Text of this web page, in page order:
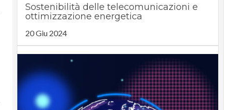
Sostenibilità delle telecomunicazioni e
ottimizzazione energetica
20 Giu 2024